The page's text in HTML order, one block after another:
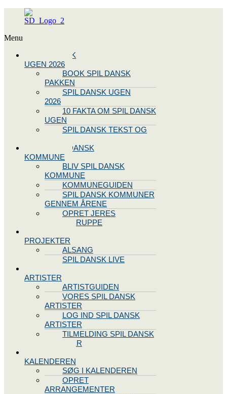
Menu
SPIL DANSK
UGEN 2026
BOOK SPIL DANSK
PAKKEN
SPIL DANSK UGEN
2026
10 FAKTA OM SPIL DANSK
UGEN
SPIL DANSK TEKST OG
BLIV SPIL DANSK
KOMMUNE
BLIV SPIL DANSK
KOMMUNE
KOMMUNEGUIDEN
SPIL DANSK KOMMUNER
GENNEM ÅRENE
OPRET JERES
STYREGRUPPE
PROJEKTER
ALSANG
SPIL DANSK LIVE
ARTISTER
ARTISTGUIDEN
VORES SPIL DANSK
ARTISTER
LOG IND SPIL DANSK
ARTISTER
TILMELDING SPIL DANSK
ARTISTER
KALENDEREN
SØG I KALENDEREN
OPRET
ARRANGEMENTER